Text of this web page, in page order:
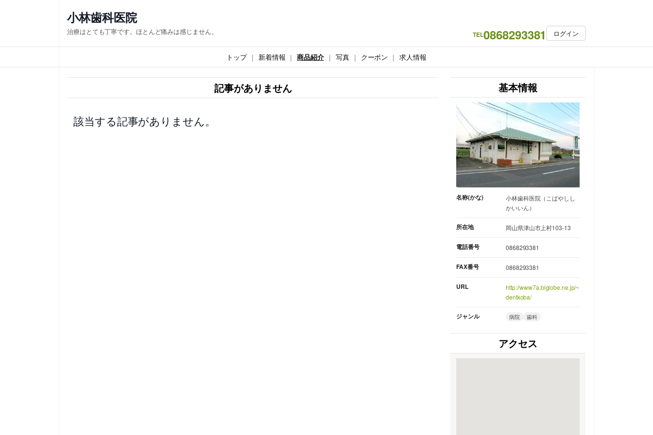
ス
キ
小林歯科医院
治療はとても丁寧です。ほとんど痛みは感じません。 TEL0868293381 ログイン
トップ 新着情報 商品紹介 写真 クーポン 求人情報
記事がありません
該当する記事がありません。
基本情報
名称(かな)
小林歯科医院（こばやしし
かいいん）
所在地 岡山県津山市上村103-13
電話番号 0868293381
FAX番号 0868293381
URL
http://www7a.biglobe.ne.jp/~
dentkoba/
ジャンル 病院 歯科
アクセス